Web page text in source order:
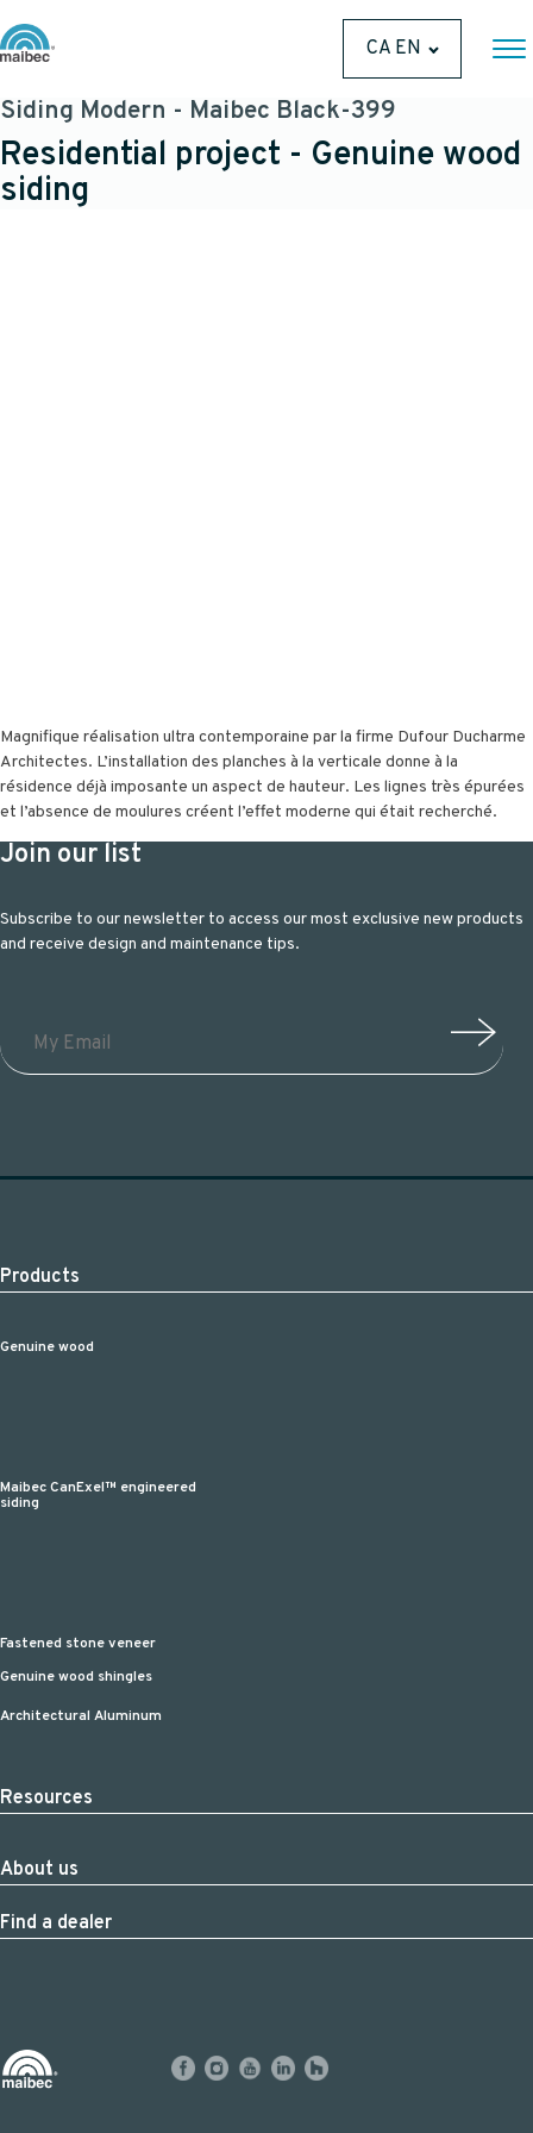
CA EN
Siding Modern - Maibec Black-399
Residential project - Genuine wood
siding
Magnifique réalisation ultra contemporaine par la firme Dufour Ducharme
Architectes. L’installation des planches à la verticale donne à la
résidence déjà imposante un aspect de hauteur. Les lignes très épurées
et l’absence de moulures créent l’effet moderne qui était recherché.
Join our list
Subscribe to our newsletter to access our most exclusive new products
and receive design and maintenance tips.
Products
Genuine wood
Maibec CanExel™ engineered
siding
Fastened stone veneer
Genuine wood shingles
Architectural Aluminum
Resources
About us
Find a dealer